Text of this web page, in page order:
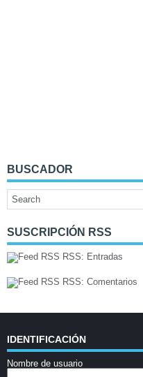
BUSCADOR
SUSCRIPCIÓN RSS
RSS: Entradas
RSS: Comentarios
IDENTIFICACIÓN
Nombre de usuario